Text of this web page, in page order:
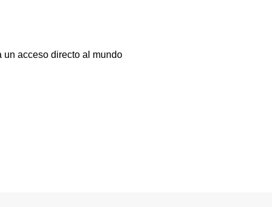
un acceso directo al mundo